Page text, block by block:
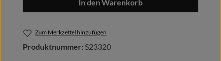
In den Warenkorb
Zum Merkzettel hinzufügen
Produktnummer: S23320